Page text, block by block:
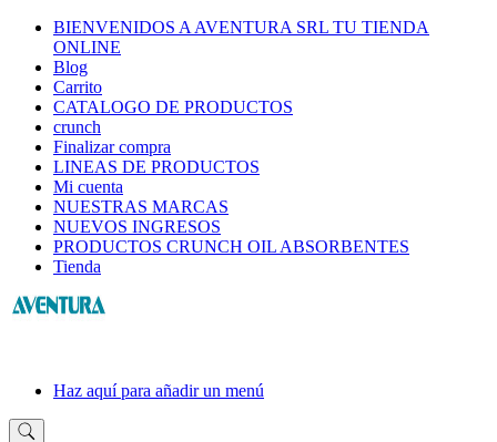
Saltar
contenido
BIENVENIDOS A AVENTURA SRL TU TIENDA
ONLINE
Blog
Carrito
CATALOGO DE PRODUCTOS
crunch
Finalizar compra
LINEAS DE PRODUCTOS
Mi cuenta
NUESTRAS MARCAS
NUEVOS INGRESOS
PRODUCTOS CRUNCH OIL ABSORBENTES
Tienda
Haz aquí para añadir un menú